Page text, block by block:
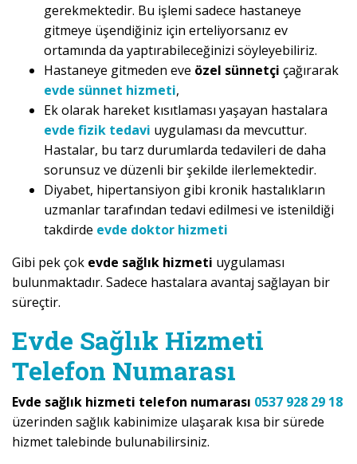
gerekmektedir. Bu işlemi sadece hastaneye
gitmeye üşendiğiniz için erteliyorsanız ev
ortamında da yaptırabileceğinizi söyleyebiliriz.
Hastaneye gitmeden eve özel sünnetçi çağırarak
evde sünnet hizmeti,
Ek olarak hareket kısıtlaması yaşayan hastalara
evde fizik tedavi uygulaması da mevcuttur.
Hastalar, bu tarz durumlarda tedavileri de daha
sorunsuz ve düzenli bir şekilde ilerlemektedir.
Diyabet, hipertansiyon gibi kronik hastalıkların
uzmanlar tarafından tedavi edilmesi ve istenildiği
takdirde evde doktor hizmeti
Gibi pek çok evde sağlık hizmeti uygulaması
bulunmaktadır. Sadece hastalara avantaj sağlayan bir
süreçtir.
Evde Sağlık Hizmeti
Telefon Numarası
Evde sağlık hizmeti telefon numarası 0537 928 29 18
üzerinden sağlık kabinimize ulaşarak kısa bir sürede
hizmet talebinde bulunabilirsiniz.